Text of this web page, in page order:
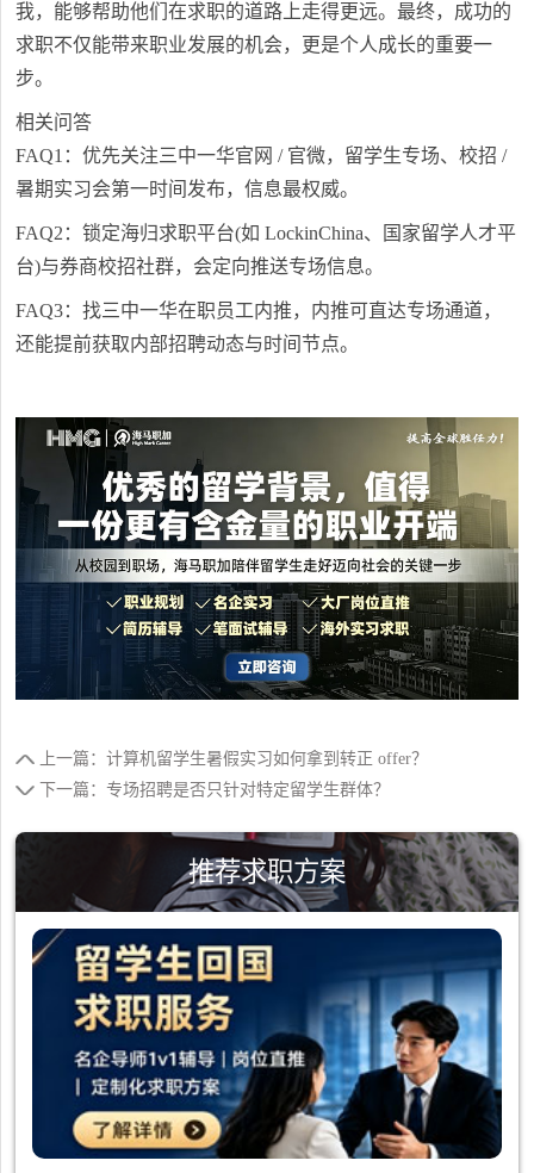
我，能够帮助他们在求职的道路上走得更远。最终，成功的
求职不仅能带来职业发展的机会，更是个人成长的重要一
步。
相关问答
FAQ1：优先关注三中一华官网 / 官微，留学生专场、校招 /
暑期实习会第一时间发布，信息最权威。
FAQ2：锁定海归求职平台(如 LockinChina、国家留学人才平
台)与券商校招社群，会定向推送专场信息。
FAQ3：找三中一华在职员工内推，内推可直达专场通道，
还能提前获取内部招聘动态与时间节点。
上一篇：计算机留学生暑假实习如何拿到转正 offer？
下一篇：专场招聘是否只针对特定留学生群体？
推荐求职方案